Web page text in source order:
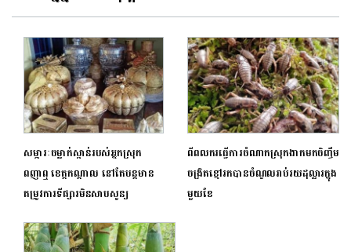
ពេជ្រ
សម្ភារៈចម្លាក់ស្ពាន់របស់អ្នកស្រុក
ពញាឮ ខេត្តកណ្តាល នៅតែបន្តមាន
តម្រូវការទីផ្សារមិនសាបសូន្យ
ពីពលករធ្វើការចំណាកស្រុកងាកមកចិញ្ចឹម
ចង្រិតខ្មៅរកបានចំណូលរាប់រយដុល្លារក្នុង
មួយខែ